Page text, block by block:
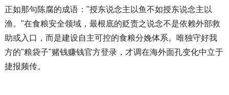
正如那句陈腐的成语："授东说念主以鱼不如授东说念主以
渔。"在食粮安全领域，最根底的贬责之说念不是依赖外部救
助或入口，而是建设自主可控的食粮分娩体系。唯独守好我
方的"粮袋子"赌钱赚钱官方登录，才调在海外面孔变化中立于
捷报频传。